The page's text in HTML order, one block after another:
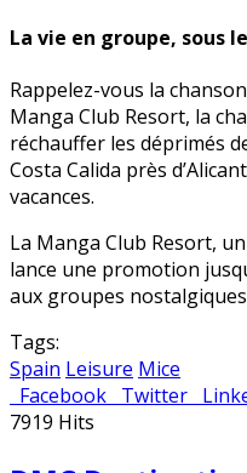
La vie en groupe, sous
Rappelez-vous la
Manga Club Resort, la
réchauffer les déprimés
Costa Calida près
vacances.
La Manga Club Resort,
lance une promotion
aux groupes
Tags:
Spain Leisure Mice
Facebook Twitter
7919 Hits